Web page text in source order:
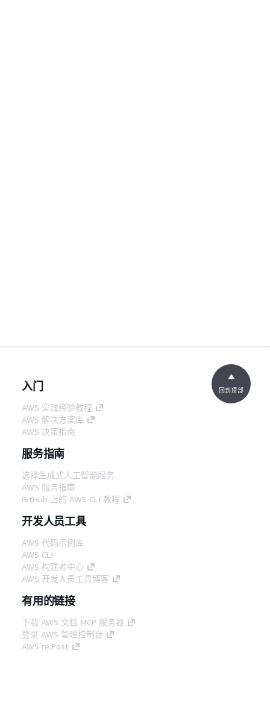
入门
AWS 实践经验教程
AWS 解决方案库
AWS 决策指南
服务指南
选择生成式人工智能服务
AWS 服务指南
GitHub 上的 AWS CLI 教程
开发人员工具
AWS 代码示例库
AWS CLI
AWS 构建者中心
AWS 开发人员工具博客
有用的链接
下载 AWS 文档 MCP 服务器
登录 AWS 管理控制台
AWS re:Post
回到顶部